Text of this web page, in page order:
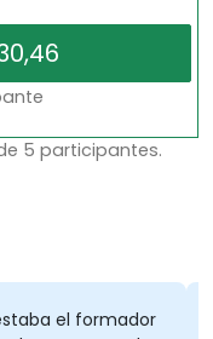
5 participantes.
el formador